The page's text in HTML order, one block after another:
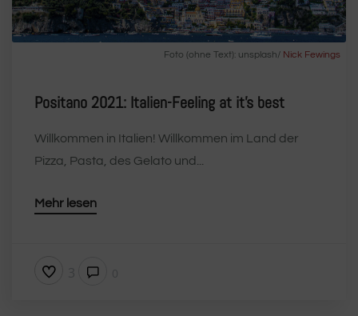
Foto (ohne Text): unsplash/ Nick Fewings
Positano 2021: Italien-Feeling at it’s best
Willkommen in Italien! Willkommen im Land der
Pizza, Pasta, des Gelato und...
Mehr lesen